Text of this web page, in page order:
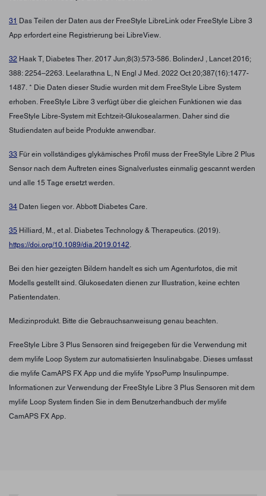
31 Das Teilen der Daten aus der FreeStyle LibreLink oder FreeStyle Libre 3
App erfordert eine Registrierung bei LibreView.
32 Haak T, Diabetes Ther. 2017 Jun;8(3):573-586. BolinderJ , Lancet 2016;
388: 2254–2263. Leelarathna L, N Engl J Med. 2022 Oct 20;387(16):1477-
1487. * Die Daten dieser Studie wurden mit dem FreeStyle Libre System
erhoben. FreeStyle Libre 3 verfügt über die gleichen Funktionen wie das
FreeStyle Libre-System mit Echtzeit-Glukosealarmen. Daher sind die
Studiendaten auf beide Produkte anwendbar.
33 Für ein vollständiges glykämisches Profil muss der FreeStyle Libre 2 Plus
Sensor nach dem Auftreten eines Signalverlustes einmalig gescannt werden
und alle 15 Tage ersetzt werden.
34 Daten liegen vor. Abbott Diabetes Care.
35 Hilliard, M., et al. Diabetes Technology & Therapeutics. (2019).
https://doi.org/10.1089/dia.2019.0142.
Bei den hier gezeigten Bildern handelt es sich um Agenturfotos, die mit
Modells gestellt sind. Glukosedaten dienen zur Illustration, keine echten
Patientendaten.
Medizinprodukt. Bitte die Gebrauchsanweisung genau beachten.
FreeStyle Libre 3 Plus Sensoren sind freigegeben für die Verwendung mit
dem mylife Loop System zur automatisierten Insulinabgabe. Dieses umfasst
die mylife CamAPS FX App und die mylife YpsoPump Insulinpumpe.
Informationen zur Verwendung der FreeStyle Libre 3 Plus Sensoren mit dem
mylife Loop System finden Sie in dem Benutzerhandbuch der mylife
CamAPS FX App.